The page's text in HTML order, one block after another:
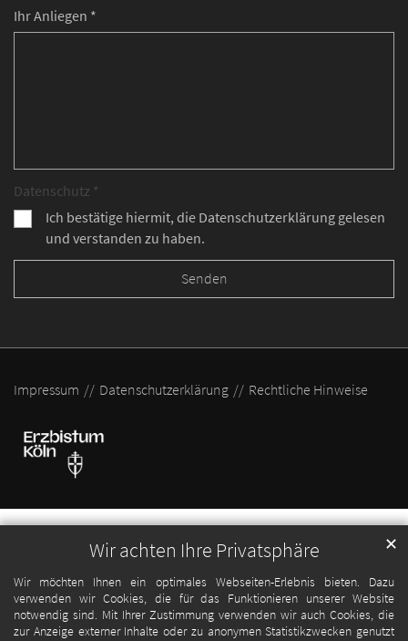
Wir achten Ihre Privatsphäre
Wir möchten Ihnen ein optimales Webseiten-Erlebnis bieten. Dazu
verwenden wir Cookies, die für das Funktionieren unserer Website
notwendig sind. Mit Ihrer Zustimmung verwenden wir auch Cookies, die
zur Anzeige externer Inhalte oder zu anonymen Statistikzwecken genutzt
✕
Ihr Anliegen *
Datenschutz *
Ich bestätige hiermit, die Datenschutzerklärung gelesen
und verstanden zu haben.
Impressum Datenschutzerklärung Rechtliche Hinweise